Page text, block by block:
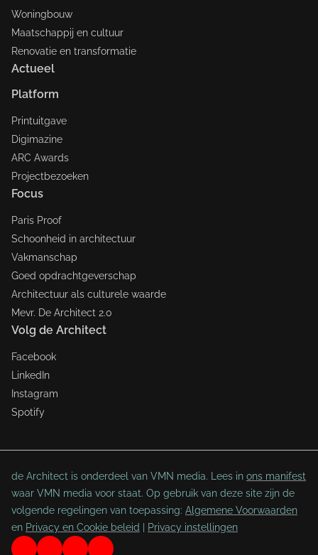
Woningbouw
Maatschappij en cultuur
Renovatie en transformatie
Actueel
Platform
Printuitgave
Digimazine
ARC Awards
Projectbezoeken
Focus
Paris Proof
Schoonheid in architectuur
Vakmanschap
Goed opdrachtgeverschap
Architectuur als culturele waarde
Mevr. De Architect 2.0
Volg de Architect
Facebook
LinkedIn
Instagram
Spotify
de Architect is onderdeel van VMN media. Lees in ons manifest
waar VMN media voor staat. Op gebruik van deze site zijn de
volgende regelingen van toepassing: Algemene Voorwaarden
en Privacy en Cookie beleid Privacy instellingen